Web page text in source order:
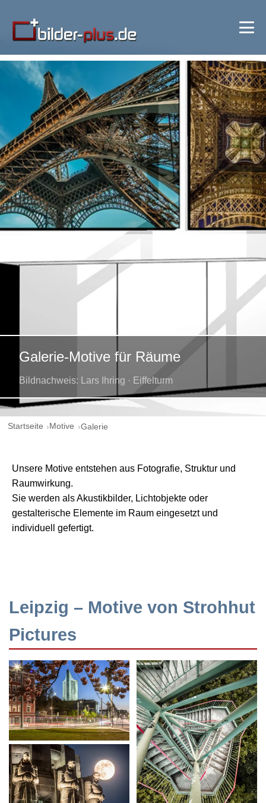
Galerie-Motive für Räume
Bildnachweis: Lars Ihring · Eiffelturm
Startseite Motive Galerie
Unsere Motive entstehen aus Fotografie, Struktur und
Raumwirkung.
Sie werden als Akustikbilder, Lichtobjekte oder
gestalterische Elemente im Raum eingesetzt und
individuell gefertigt.
Leipzig – Motive von Strohhut
Pictures